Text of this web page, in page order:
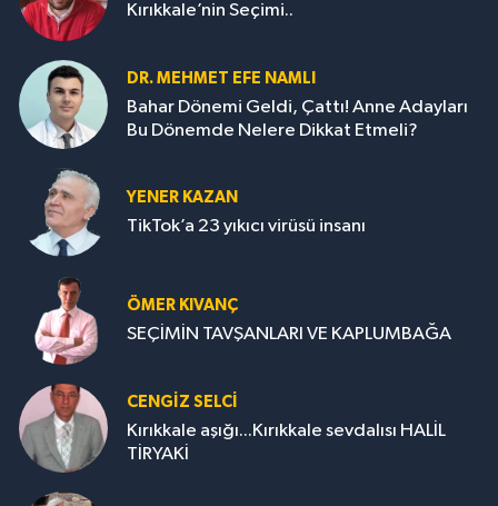
Kırıkkale’nin Seçimi..
DR. MEHMET EFE NAMLI
Bahar Dönemi Geldi, Çattı! Anne Adayları
Bu Dönemde Nelere Dikkat Etmeli?
YENER KAZAN
TikTok’a 23 yıkıcı virüsü insanı
ÖMER KIVANÇ
SEÇİMİN TAVŞANLARI VE KAPLUMBAĞA
CENGİZ SELCİ
Kırıkkale aşığı...Kırıkkale sevdalısı HALİL
TİRYAKİ